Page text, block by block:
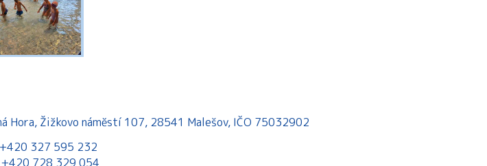
Hora, Žižkovo náměstí 107, 28541 Malešov, IČO 75032902
327 595 232
+420 728 329 054